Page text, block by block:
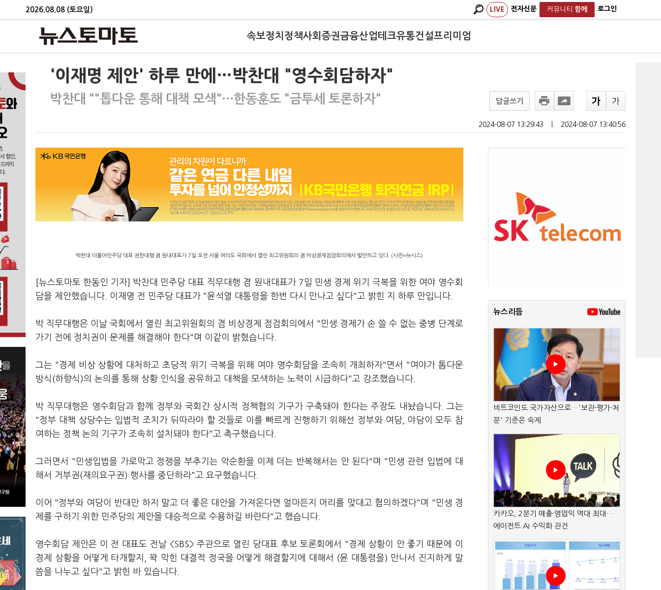
2026.08.08 (토요일) LIVE 전자신문 커뮤니티 함께 로그인
속보정치 정책사회 증권금융산업테크유통건설프리미엄
'이재명 제안' 하루 만에…박찬대 "영수회담하자"
박찬대 ""톱다운 통해 대책 모색"…한동훈도 "금투세 토론하자" 답글쓰기
2024-08-07 13:29:43 2024-08-07 13:40:56
박찬대 더불어민주당 대표 권한대행 겸 원내대표가 7일 오전 서울 여의도 국회에서 열린 최고위원회의 겸 비상경제점검회의에서 발언하고 있다. (사진=뉴시스)
[뉴스토마토 한동인 기자] 박찬대 민주당 대표 직무대행 겸 원내대표가 7일 민생 경제 위기 극복을 위한 여야 영수회
담을 제안했습니다. 이재명 전 민주당 대표가 "윤석열 대통령을 한번 다시 만나고 싶다"고 밝힌 지 하루 만입니다.
박 직무대행은 이날 국회에서 열린 최고위원회의 겸 비상경제 점검회의에서 "민생 경제가 손 쓸 수 없는 중병 단계로
가기 전에 정치권이 문제를 해결해야 한다"며 이같이 밝혔습니다.
그는 "경제 비상 상황에 대처하고 초당적 위기 극복을 위해 여야 영수회담을 조속히 개최하자"면서 "여야가 톱다운
방식(하향식)의 논의를 통해 상황 인식을 공유하고 대책을 모색하는 노력이 시급하다"고 강조했습니다.
박 직무대행은 영수회담과 함께 정부와 국회간 상시적 정책협의 기구가 구축돼야 한다는 주장도 내놨습니다. 그는
"정부 대책 상당수는 입법적 조치가 뒤따라야 할 것들로 이를 빠르게 진행하기 위해선 정부와 여당, 야당이 모두 참
여하는 정책 논의 기구가 조속히 설치돼야 한다"고 촉구했습니다.
그러면서 "민생입법을 가로막고 정쟁을 부추기는 악순환을 이제 더는 반복해서는 안 된다"며 "민생 관련 입법에 대
해서 거부권(재의요구권) 행사를 중단하라"고 요구했습니다.
이어 "정부와 여당이 반대만 하지 말고 더 좋은 대안을 가져온다면 얼마든지 머리를 맞대고 협의하겠다"며 "민생 경
제를 구하기 위한 민주당의 제안을 대승적으로 수용하길 바란다"고 했습니다.
영수회담 제안은 이 전 대표도 전날 <SBS> 주관으로 열린 당대표 후보 토론회에서 "경제 상황이 안 좋기 때문에 이
경제 상황을 어떻게 타개할지, 꽉 막힌 대결적 정국을 어떻게 해결할지에 대해서 (윤 대통령을) 만나서 진지하게 말
씀을 나누고 싶다"고 밝힌 바 있습니다.
뉴스리듬
비트코인도 국가자산으로…'보관·평가·처
분' 기준은 숙제
카카오, 2분기 매출·영업익 역대 최대…
에이전트 AI 수익화 관건